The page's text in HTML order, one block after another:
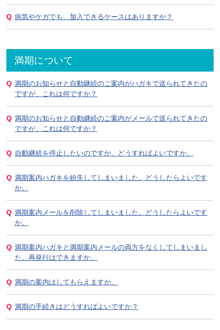
病気やケガでも、加入できるケースはありますか？
満期について
満期のお知らせと自動継続のご案内がハガキで送られてきたの
ですが、これは何ですか？
満期のお知らせと自動継続のご案内がメールで送られてきたの
ですが、これは何ですか？
自動継続を停止したいのですが、どうすればよいですか。
満期案内ハガキを紛失してしまいました。どうしたらよいです
か。
満期案内メールを削除してしまいました。どうしたらよいです
か。
満期案内ハガキと満期案内メールの両方をなくしてしまいまし
た。再発行はできますか。
満期の案内はしてもらえますか。
満期の手続きはどうすればよいですか？